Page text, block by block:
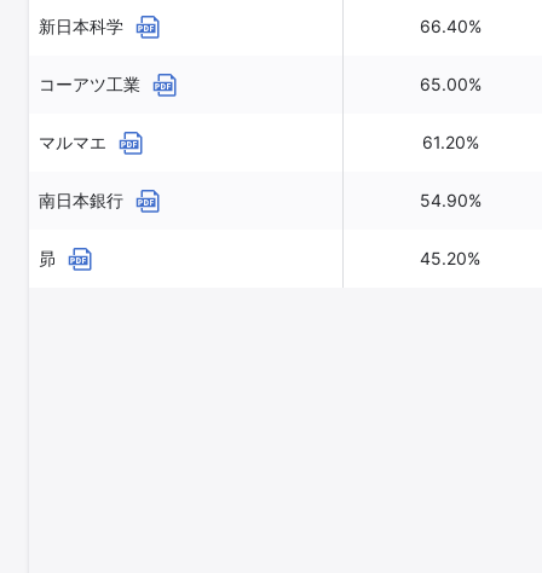
新日本科学 66.40%
コーアツ工業 65.00%
マルマエ 61.20%
南日本銀行 54.90%
昴 45.20%